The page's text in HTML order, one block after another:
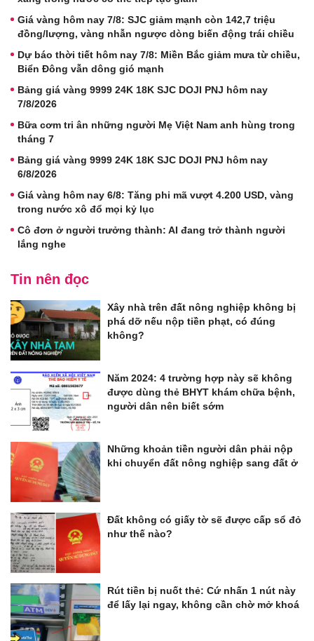
Giá vàng hôm nay 7/8: SJC giảm mạnh còn 142,7 triệu
đồng/lượng, vàng nhẫn ngược dòng biến động trái chiều
Dự báo thời tiết hôm nay 7/8: Miền Bắc giảm mưa từ chiều,
Biển Đông vẫn dông gió mạnh
Bảng giá vàng 9999 24K 18K SJC DOJI PNJ hôm nay
7/8/2026
Bữa cơm tri ân những người Mẹ Việt Nam anh hùng trong
tháng 7
Bảng giá vàng 9999 24K 18K SJC DOJI PNJ hôm nay
6/8/2026
Giá vàng hôm nay 6/8: Tăng phi mã vượt 4.200 USD, vàng
trong nước xô đổ mọi kỷ lục
Cô đơn ở người trưởng thành: AI đang trở thành người
lắng nghe
Tin nên đọc
Xây nhà trên đất nông nghiệp không bị
phá dỡ nếu nộp tiền phạt, có đúng
không?
Năm 2024: 4 trường hợp này sẽ không
được dùng thẻ BHYT khám chữa bệnh,
người dân nên biết sớm
Những khoản tiền người dân phải nộp
khi chuyển đất nông nghiệp sang đất ở
Đất không có giấy tờ sẽ được cấp sổ đỏ
như thế nào?
Rút tiền bị nuốt thẻ: Cứ nhấn 1 nút này
để lấy lại ngay, không cần chờ mở khoá